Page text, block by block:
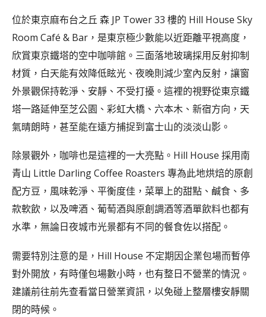
位於東京麻布台之丘 森 JP Tower 33 樓的 Hill House Sky
Room Café & Bar，是東京極少數能以近距離平視高度，
欣賞東京鐵塔的空中咖啡館。三面落地玻璃採用反射抑制
材質，白天能有效降低眩光、夜晚則減少室內反射，讓窗
外景觀保持乾淨、安靜、不受打擾。這裡的視野從東京鐵
塔一路延伸至芝公園、彩虹大橋、六本木、新宿方向，天
氣晴朗時，甚至能在遠方捕捉到富士山的淡淡山影。
除景觀外，咖啡也是這裡的一大亮點。Hill House 採用南
青山 Little Darling Coffee Roasters 專為此地烘焙的原創
配方豆，風味乾淨、平衡度佳，菜單上的甜點、鹹食、多
款軟飲，以及啤酒、葡萄酒與原創調酒等酒單飲料也都有
水準，無論日夜城市光景都有不同的餐食佐以搭配。
需要特別注意的是，Hill House 不定期因企業包場而暫停
對外開放，有時僅包場數小時，也有整日不營業的情況。
建議前往前先查看當日營業資訊，以免碰上整層樓安靜關
閉的時候。